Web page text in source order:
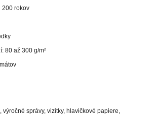
200 rokov
80 až 300 g/m²
výročné správy, vizitky, hlavičkové papiere,